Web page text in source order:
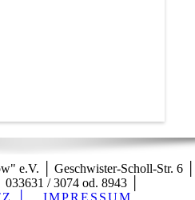
e.V. │ Geschwister-Scholl-Str. 6 │
/ 3074 od. 8943 │
│
IMPRESSUM